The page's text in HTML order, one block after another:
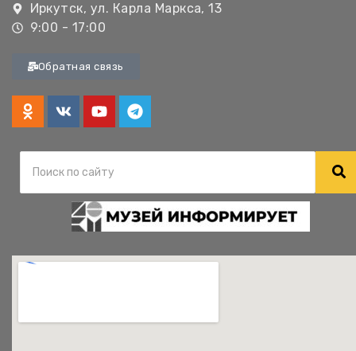
Иркутск, ул. Карла Маркса, 13
9:00 - 17:00
Обратная связь